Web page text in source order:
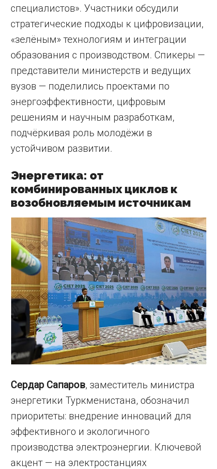
специалистов». Участники обсудили
стратегические подходы к цифровизации,
«зелёным» технологиям и интеграции
образования с производством. Спикеры —
представители министерств и ведущих
вузов — поделились проектами по
энергоэффективности, цифровым
решениям и научным разработкам,
подчёркивая роль молодёжи в
устойчивом развитии.
Энергетика: от
комбинированных циклов к
возобновляемым источникам
Сердар Сапаров, заместитель министра
энергетики Туркменистана, обозначил
приоритеты: внедрение инноваций для
эффективного и экологичного
производства электроэнергии. Ключевой
акцент — на электростанциях